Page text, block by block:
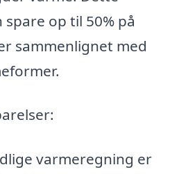
op til 50% på
sammenlignet med
varmeregning er